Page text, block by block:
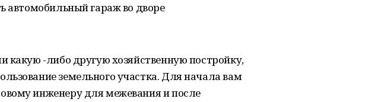
автомобильный гараж во дворе
какую -либо другую хозяйственную постройку,
земельного участка. Для начала вам
инженеру для межевания и после